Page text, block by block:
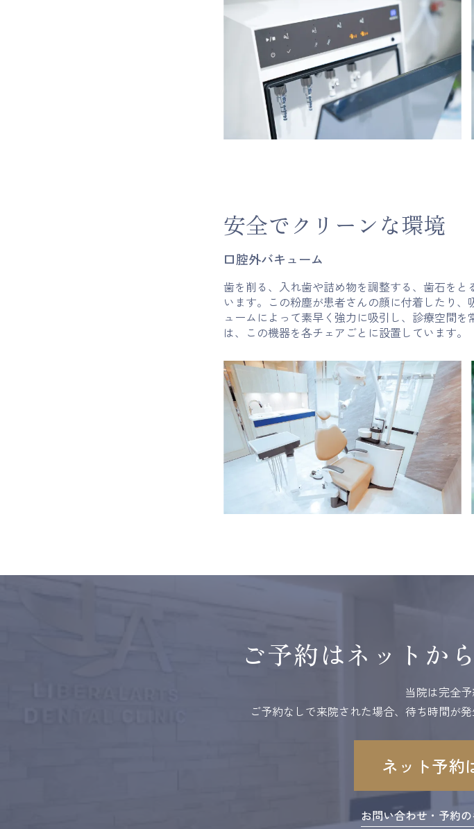
安全でクリーンな環境
口腔外バキューム
歯を削る、入れ歯や詰め物を調整する、歯石を
います。この粉塵が患者さんの顔に付着したり
ュームによって素早く強力に吸引し、診療空間
は、この機器を各チェアごとに設置しています。
ご予約はネットか
当院は完全予
ご予約なしで来院された場合、待ち時間が
ネット予約
お問い合わせ・予約